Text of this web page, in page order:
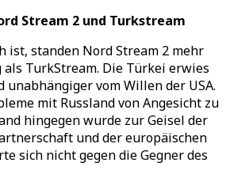
Stream 2 und Turkstream
ist, standen Nord Stream 2 mehr
als TurkStream. Die Türkei erwies
vom Willen der USA.
mit Russland von Angesicht zu
hingegen wurde zur Geisel der
und der europäischen
sich nicht gegen die Gegner des